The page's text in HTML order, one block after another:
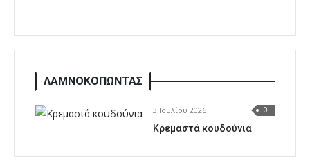
ΛΑΜΝΟΚΟΠΩΝΤΑΣ
3 Ιουλίου 2026 0
Κρεμαστά κουδούνια